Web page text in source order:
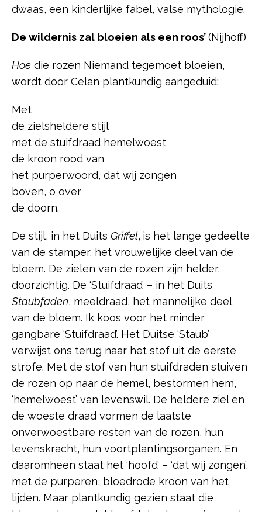
dwaas, een kinderlijke fabel, valse mythologie.
De wildernis zal bloeien als een roos’(Nijhoff)
Hoe die rozen Niemand tegemoet bloeien,
wordt door Celan plantkundig aangeduid:
Met
de zielsheldere stijl
met de stuifdraad hemelwoest
de kroon rood van
het purperwoord, dat wij zongen
boven, o over
de doorn.
De stijl, in het Duits Griffel, is het lange gedeelte
van de stamper, het vrouwelijke deel van de
bloem. De zielen van de rozen zijn helder,
doorzichtig. De ‘Stuifdraad’ – in het Duits
Staubfaden, meeldraad, het mannelijke deel
van de bloem. Ik koos voor het minder
gangbare ‘Stuifdraad’. Het Duitse ‘Staub’
verwijst ons terug naar het stof uit de eerste
strofe. Met de stof van hun stuifdraden stuiven
de rozen op naar de hemel, bestormen hem,
‘hemelwoest’ van levenswil. De heldere ziel en
de woeste draad vormen de laatste
onverwoestbare resten van de rozen, hun
levenskracht, hun voortplantingsorganen. En
daaromheen staat het ‘hoofd’ – ‘dat wij zongen’,
met de purperen, bloedrode kroon van het
lijden. Maar plantkundig gezien staat die